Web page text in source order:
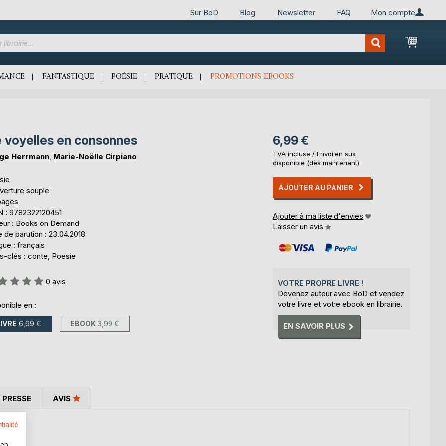
Mon compte
Sur BoD Blog Newsletter FAQ
Mon
FANTASTIQUE POÉSIE PRATIQUE PROMOTIONS EBOOKS
voyelles en consonnes
Herrmann, Marie-Noëlle Cirpiano
souple
: 9782322120451
: Books on Demand
de parution : 23.04.2018
: français
clés : conte, Poesie
0 avis
en :
6,99 € EBOOK 3,99 €
6,99 €
TVA incluse / Envoi en sus
disponible (dès maintenant)
AJOUTER AU PANIER
Ajouter à ma liste d'envies
Laisser un avis
VOTRE PROPRE LIVRE !
Devenez auteur avec BoD et vendez
votre livre et votre ebook en librairie.
EN SAVOIR PLUS
AVIS